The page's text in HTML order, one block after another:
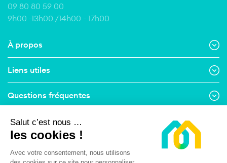
À propos
Liens utiles
Questions fréquentes
09 80 80 59 00
9h00 -13h00 /14h00 - 17h00
Contact
Salut c’est nous …
les cookies !
Avec votre consentement, nous utilisons